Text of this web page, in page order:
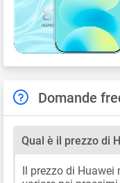
Domande
Qual è il prezzo di
Il prezzo di